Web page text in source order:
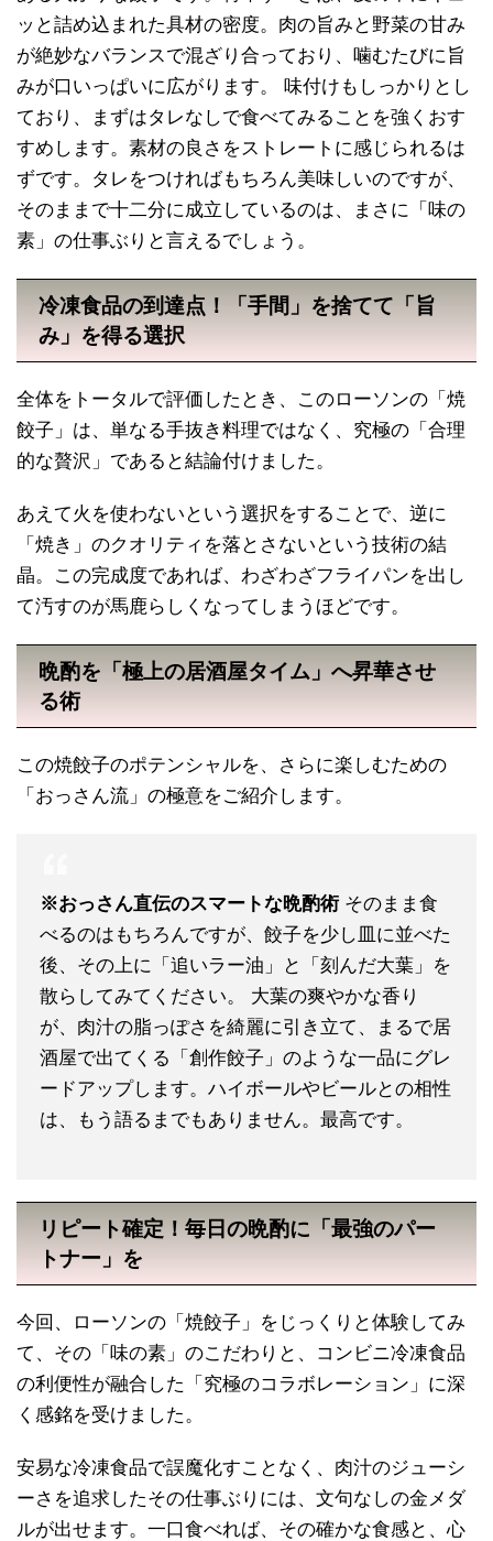
ッと詰め込まれた具材の密度。肉の旨みと野菜の甘み
が絶妙なバランスで混ざり合っており、噛むたびに旨
みが口いっぱいに広がります。 味付けもしっかりとし
ており、まずはタレなしで食べてみることを強くおす
すめします。素材の良さをストレートに感じられるは
ずです。タレをつければもちろん美味しいのですが、
そのままで十二分に成立しているのは、まさに「味の
素」の仕事ぶりと言えるでしょう。
冷凍食品の到達点！「手間」を捨てて「旨
み」を得る選択
全体をトータルで評価したとき、このローソンの「焼
餃子」は、単なる手抜き料理ではなく、究極の「合理
的な贅沢」であると結論付けました。
あえて火を使わないという選択をすることで、逆に
「焼き」のクオリティを落とさないという技術の結
晶。この完成度であれば、わざわざフライパンを出し
て汚すのが馬鹿らしくなってしまうほどです。
晩酌を「極上の居酒屋タイム」へ昇華させ
る術
この焼餃子のポテンシャルを、さらに楽しむための
「おっさん流」の極意をご紹介します。
※おっさん直伝のスマートな晩酌術そのまま食
べるのはもちろんですが、餃子を少し皿に並べた
後、その上に「追いラー油」と「刻んだ大葉」を
散らしてみてください。 大葉の爽やかな香り
が、肉汁の脂っぽさを綺麗に引き立て、まるで居
酒屋で出てくる「創作餃子」のような一品にグレ
ードアップします。ハイボールやビールとの相性
は、もう語るまでもありません。最高です。
リピート確定！毎日の晩酌に「最強のパー
トナー」を
今回、ローソンの「焼餃子」をじっくりと体験してみ
て、その「味の素」のこだわりと、コンビニ冷凍食品
の利便性が融合した「究極のコラボレーション」に深
く感銘を受けました。
安易な冷凍食品で誤魔化すことなく、肉汁のジューシ
ーさを追求したその仕事ぶりには、文句なしの金メダ
ルが出せます。一口食べれば、その確かな食感と、心